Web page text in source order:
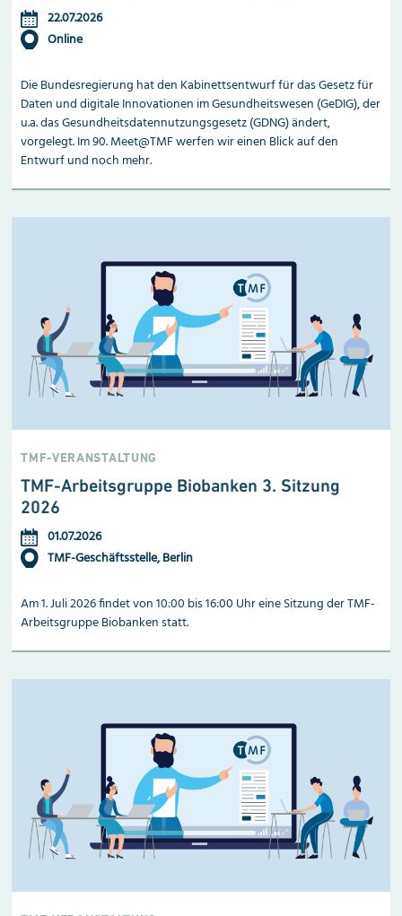
22.07.2026
Online
Die Bundesregierung hat den Kabinettsentwurf für das Gesetz für
Daten und digitale Innovationen im Gesundheitswesen (GeDIG), der
u.a. das Gesundheitsdatennutzungsgesetz (GDNG) ändert,
vorgelegt. Im 90. Meet@TMF werfen wir einen Blick auf den
Entwurf und noch mehr.
TMF-VERANSTALTUNG
TMF-Arbeitsgruppe Biobanken 3. Sitzung
2026
01.07.2026
TMF-Geschäftsstelle, Berlin
Am 1. Juli 2026 findet von 10:00 bis 16:00 Uhr eine Sitzung der TMF-
Arbeitsgruppe Biobanken statt.